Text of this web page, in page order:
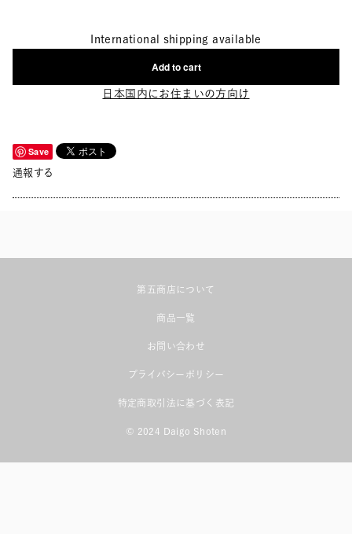
International shipping available
Add to cart
日本国内にお住まいの方向け
Save
通報する
第五商店について
商品一覧
お問い合わせ
プライバシーポリシー
特定商取引法に基づく表記
© 2024 Daigo Shoten